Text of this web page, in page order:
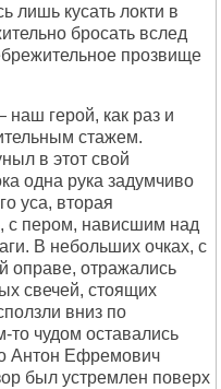
лишь кусать локти в
бросать вслед
прозвище
герой, как раз и
стажем.
в этот свой
одна рука задумчиво
уса, вторая
с пером, нависшим над
В небольших очках, с
оправе, отражались
свечей, стоящих
вниз по
то чудом оставались
Антон Ефремович
был устремлен поверх